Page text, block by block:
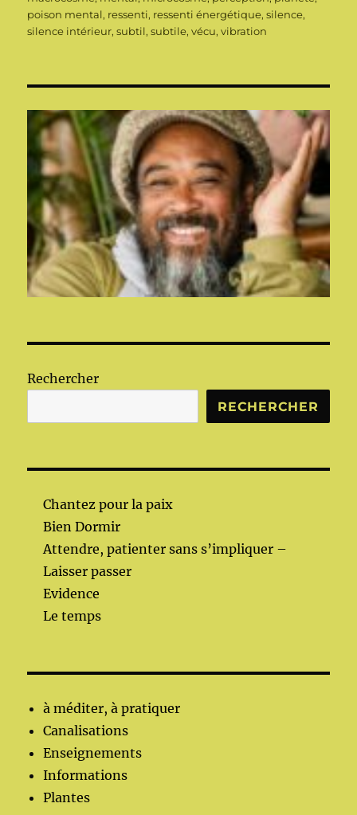
poison mental, ressenti, ressenti énergétique,silence,
silence intérieur,subtil,subtile,vécu,vibration
Rechercher
RECHERCHER
Chantez pour la paix
Bien Dormir
Attendre, patienter sans s’impliquer –
Laisser passer
Evidence
Le temps
à méditer, à pratiquer
Canalisations
Enseignements
Informations
Plantes